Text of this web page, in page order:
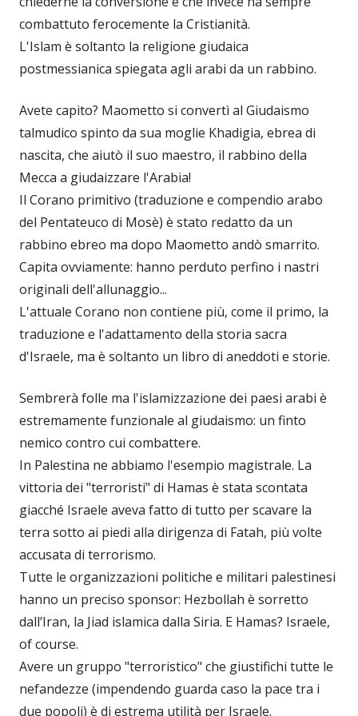
combattuto ferocemente la Cristianità.
L'Islam è soltanto la religione giudaica
postmessianica spiegata agli arabi da un rabbino.
Avete capito? Maometto si convertì al Giudaismo
talmudico spinto da sua moglie Khadigia, ebrea di
nascita, che aiutò il suo maestro, il rabbino della
Mecca a giudaizzare l'Arabia!
Il Corano primitivo (traduzione e compendio arabo
del Pentateuco di Mosè) è stato redatto da un
rabbino ebreo ma dopo Maometto andò smarrito.
Capita ovviamente: hanno perduto perfino i nastri
originali dell'allunaggio...
L'attuale Corano non contiene più, come il primo, la
traduzione e l'adattamento della storia sacra
d'Israele, ma è soltanto un libro di aneddoti e storie.
Sembrerà folle ma l'islamizzazione dei paesi arabi è
estremamente funzionale al giudaismo: un finto
nemico contro cui combattere.
In Palestina ne abbiamo l'esempio magistrale. La
vittoria dei "terroristi" di Hamas è stata scontata
giacché Israele aveva fatto di tutto per scavare la
terra sotto ai piedi alla dirigenza di Fatah, più volte
accusata di terrorismo.
Tutte le organizzazioni politiche e militari palestinesi
hanno un preciso sponsor: Hezbollah è sorretto
dall’Iran, la Jiad islamica dalla Siria. E Hamas? Israele,
of course.
Avere un gruppo "terroristico" che giustifichi tutte le
nefandezze (impendendo guarda caso la pace tra i
due popoli) è di estrema utilità per Israele.